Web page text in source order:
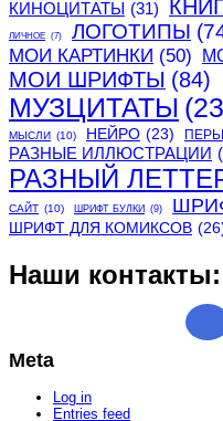
КИНОЦИТАТЫ (31)
ЛИЧНОЕ (7) ЛОГОТИПЫ
МОИ КАРТИНКИ (50)
МОИ ШРИФТЫ (84)
МУЗЦИТАТЫ
МЫСЛИ (10) НЕЙРО (23)
РАЗНЫЕ ИЛЛЮСТРАЦИИ
РАЗНЫЙ
САЙТ (10) ШРИФТ БУЛКИ (9)
ШРИФТ ДЛЯ КОМИКСОВ
Наши контакты:
Meta
Log in
Entries feed